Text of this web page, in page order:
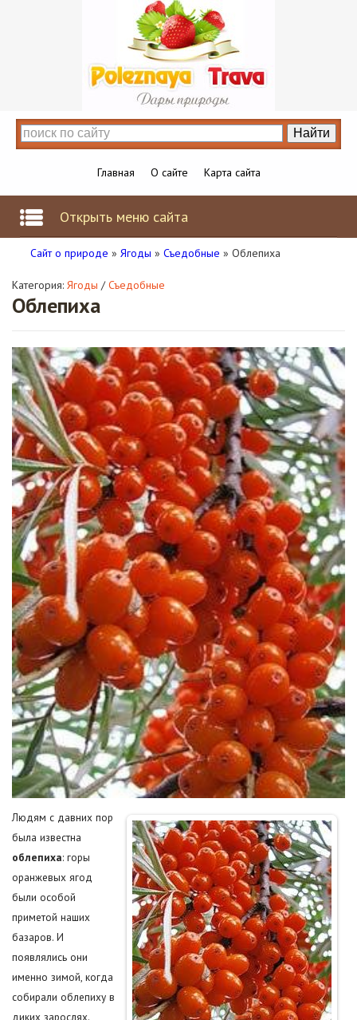
Главная О сайте Карта сайта
Открыть меню сайта
Сайт о природе » Ягоды » Съедобные » Облепиха
Категория: Ягоды /Съедобные
Облепиха
Людям с давних пор
была известна
облепиха: горы
оранжевых ягод
были особой
приметой наших
базаров. И
появлялись они
именно зимой, когда
собирали облепиху в
диких зарослях.